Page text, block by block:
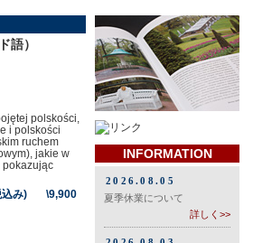
語）
polskości,
i polskości
ruchem
jakie w
pokazując
込み) \9,900
INFORMATION